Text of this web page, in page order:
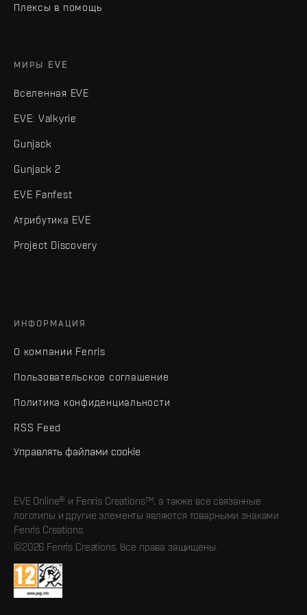
Плексы в помощь
МИРЫ EVE
Вселенная EVE
EVE: Valkyrie
Gunjack
Gunjack 2
EVE Fanfest
Атрибутика EVE
Project Discovery
ИНФОРМАЦИЯ
О компании Fenris
Пользовательское соглашение
Политика конфиденциальности
RSS Feed
Управлять файлами cookie
EVE Online® и Fenris Creations™, а также все связанные
логотипы и другие элементы являются товарными знаками
Fenris Creations.
©2026 Fenris Creations. Все права защищены.